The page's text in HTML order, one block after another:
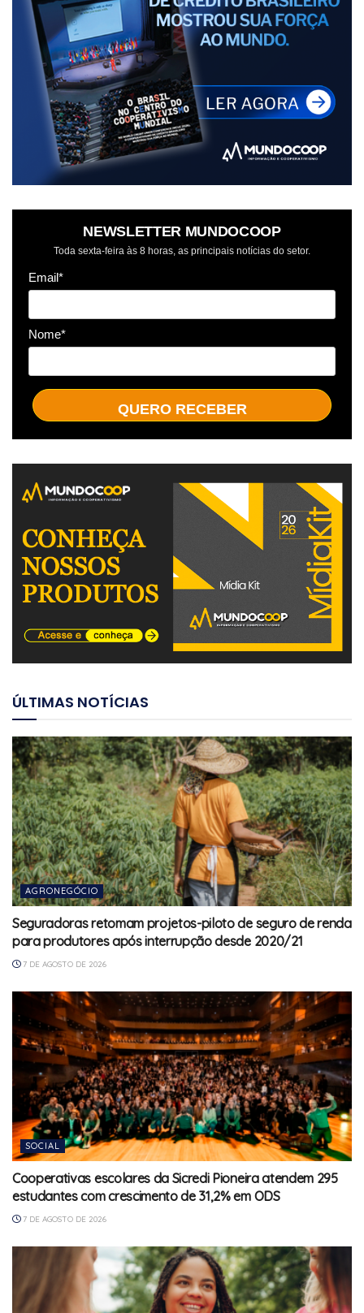
NEWSLETTER MUNDOCOOP
Toda sexta-feira às 8 horas, as principais notícias do setor.
Email*
Nome*
QUERO RECEBER
ÚLTIMAS NOTÍCIAS
AGRONEGÓCIO
Seguradoras retomam projetos-piloto de seguro de renda
para produtores após interrupção desde 2020/21
7 DE AGOSTO DE 2026
SOCIAL
Cooperativas escolares da Sicredi Pioneira atendem 295
estudantes com crescimento de 31,2% em ODS
7 DE AGOSTO DE 2026